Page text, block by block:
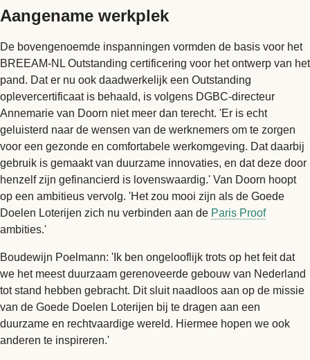
Aangename werkplek
De bovengenoemde inspanningen vormden de basis voor het
BREEAM-NL Outstanding certificering voor het ontwerp van het
pand. Dat er nu ook daadwerkelijk een Outstanding
oplevercertificaat is behaald, is volgens DGBC-directeur
Annemarie van Doorn niet meer dan terecht. 'Er is echt
geluisterd naar de wensen van de werknemers om te zorgen
voor een gezonde en comfortabele werkomgeving. Dat daarbij
gebruik is gemaakt van duurzame innovaties, en dat deze door
henzelf zijn gefinancierd is lovenswaardig.' Van Doorn hoopt
op een ambitieus vervolg. 'Het zou mooi zijn als de Goede
Doelen Loterijen zich nu verbinden aan de Paris Proof
ambities.'
Boudewijn Poelmann: 'Ik ben ongelooflijk trots op het feit dat
we het meest duurzaam gerenoveerde gebouw van Nederland
tot stand hebben gebracht. Dit sluit naadloos aan op de missie
van de Goede Doelen Loterijen bij te dragen aan een
duurzame en rechtvaardige wereld. Hiermee hopen we ook
anderen te inspireren.'